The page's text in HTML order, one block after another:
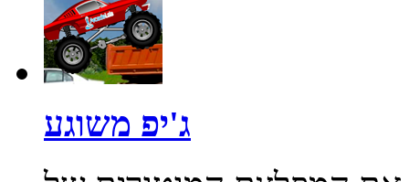
ג'יפ משוגע